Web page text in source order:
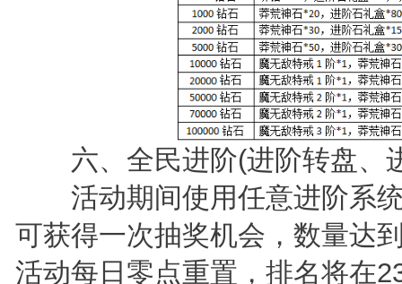
六、全民进阶(进阶转盘、
活动期间使用任意进阶系统
可获得一次抽奖机会，数量达
活动每日零点重置，排名将在